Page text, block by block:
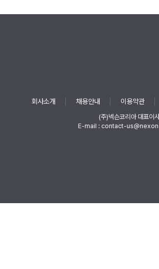
회사소개 채용안내 이용약관
(주)넥슨코리아 대표이
E-mail : contact-